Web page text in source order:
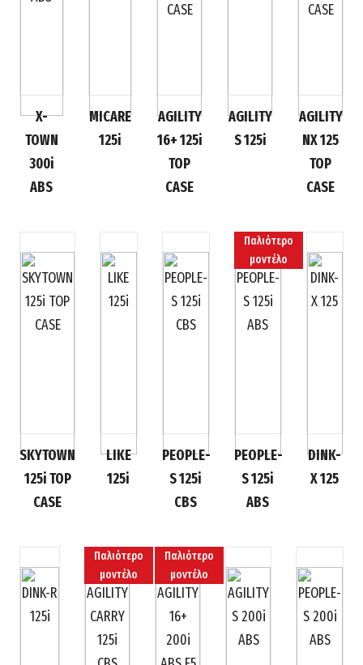
X-
TOWN
300i
ABS
MICARE
125i
AGILITY
16+ 125i
TOP
CASE
AGILITY
S 125i
AGILITY
NX 125
TOP
CASE
SKYTOWN
125i TOP
CASE
LIKE
125i
PEOPLE-
S 125i
CBS
Παλιότερο
μοντέλο
PEOPLE-
S 125i
ABS
DINK-
X 125
Παλιότερο
μοντέλο
Παλιότερο
μοντέλο